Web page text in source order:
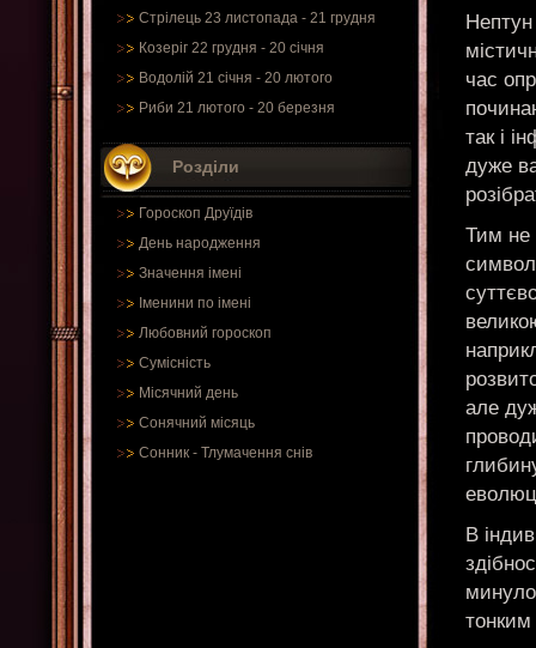
Стрілець 23 листопада - 21 грудня
Козеріг 22 грудня - 20 січня
Водолій 21 січня - 20 лютого
Риби 21 лютого - 20 березня
Розділи
Гороскоп Друїдів
День народження
Значення імені
Іменини по імені
Любовний гороскоп
Сумісність
Місячний день
Сонячний місяць
Сонник - Тлумачення снів
час
так і
дуже
Тим не
але
В
тонким